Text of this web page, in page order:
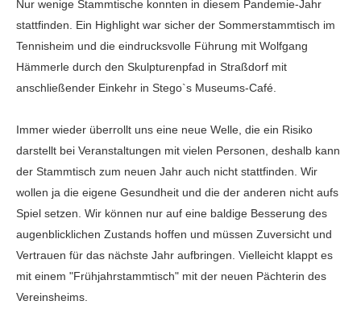
Nur wenige Stammtische konnten in diesem Pandemie-Jahr
stattfinden. Ein Highlight war sicher der Sommerstammtisch im
Tennisheim und die eindrucksvolle Führung mit Wolfgang
Hämmerle durch den Skulpturenpfad in Straßdorf mit
anschließender Einkehr in Stego`s Museums-Café.
Immer wieder überrollt uns eine neue Welle, die ein Risiko
darstellt bei Veranstaltungen mit vielen Personen, deshalb kann
der Stammtisch zum neuen Jahr auch nicht stattfinden. Wir
wollen ja die eigene Gesundheit und die der anderen nicht aufs
Spiel setzen. Wir können nur auf eine baldige Besserung des
augenblicklichen Zustands hoffen und müssen Zuversicht und
Vertrauen für das nächste Jahr aufbringen. Vielleicht klappt es
mit einem "Frühjahrstammtisch" mit der neuen Pächterin des
Vereinsheims.